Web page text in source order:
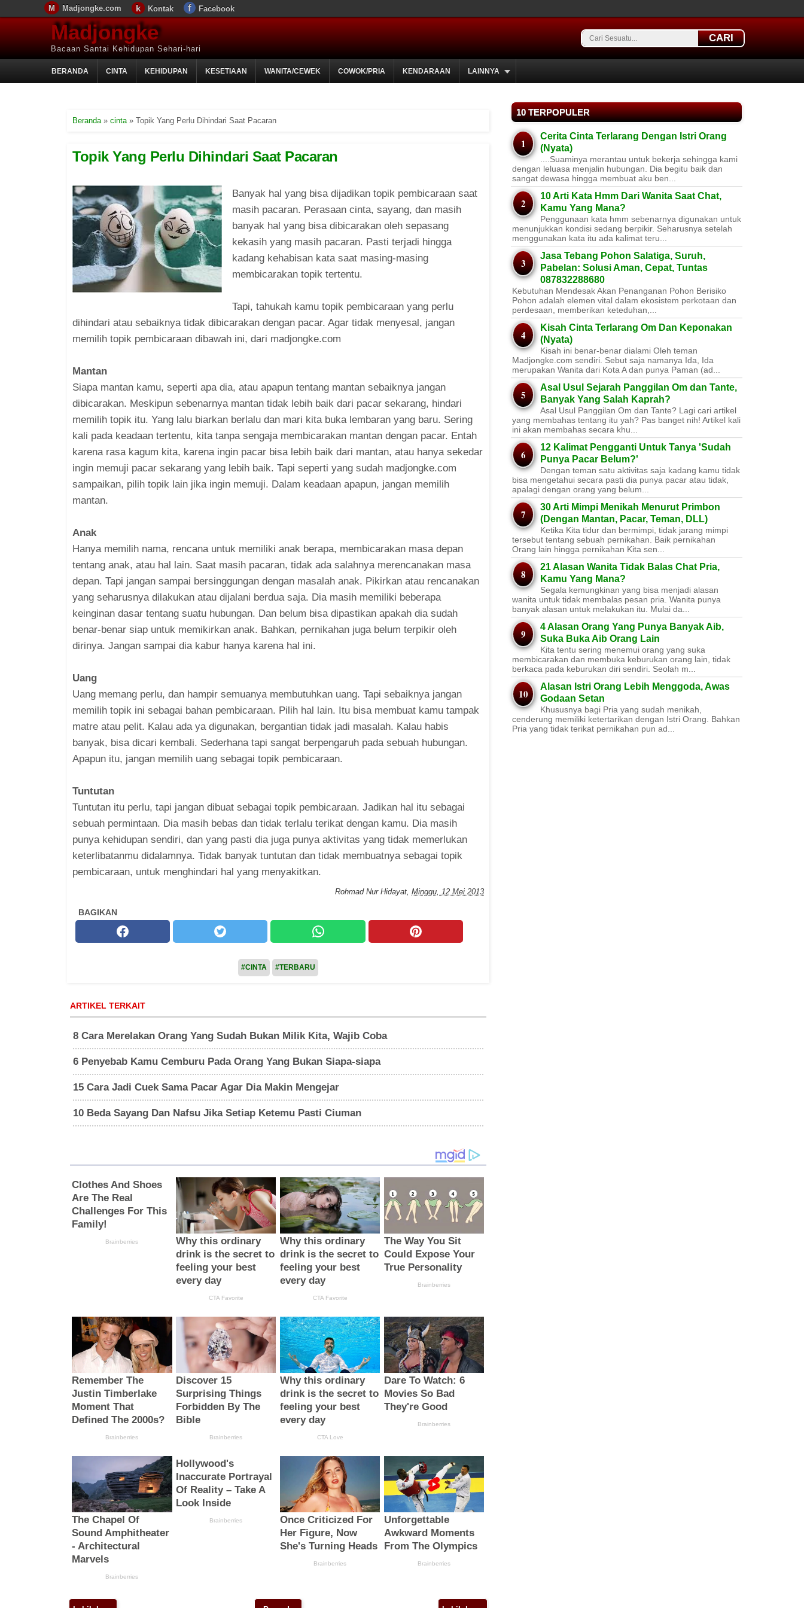
Madjongke.com Kontak Facebook
Madjongke
Bacaan Santai Kehidupan Sehari-hari
CARI
BERANDA CINTA KEHIDUPAN KESETIAAN WANITA/CEWEK COWOK/PRIA KENDARAAN LAINNYA
Beranda» cinta» Topik Yang Perlu Dihindari Saat Pacaran
Topik Yang Perlu Dihindari Saat Pacaran
Banyak hal yang bisa dijadikan topik pembicaraan saat
masih pacaran. Perasaan cinta, sayang, dan masih
banyak hal yang bisa dibicarakan oleh sepasang
kekasih yang masih pacaran. Pasti terjadi hingga
kadang kehabisan kata saat masing-masing
membicarakan topik tertentu.
Tapi, tahukah kamu topik pembicaraan yang perlu
dihindari atau sebaiknya tidak dibicarakan dengan pacar. Agar tidak menyesal, jangan
memilih topik pembicaraan dibawah ini, dari madjongke.com
Mantan
Siapa mantan kamu, seperti apa dia, atau apapun tentang mantan sebaiknya jangan
dibicarakan. Meskipun sebenarnya mantan tidak lebih baik dari pacar sekarang, hindari
memilih topik itu. Yang lalu biarkan berlalu dan mari kita buka lembaran yang baru. Sering
kali pada keadaan tertentu, kita tanpa sengaja membicarakan mantan dengan pacar. Entah
karena rasa kagum kita, karena ingin pacar bisa lebih baik dari mantan, atau hanya sekedar
ingin memuji pacar sekarang yang lebih baik. Tapi seperti yang sudah madjongke.com
sampaikan, pilih topik lain jika ingin memuji. Dalam keadaan apapun, jangan memilih
mantan.
Anak
Hanya memilih nama, rencana untuk memiliki anak berapa, membicarakan masa depan
tentang anak, atau hal lain. Saat masih pacaran, tidak ada salahnya merencanakan masa
depan. Tapi jangan sampai bersinggungan dengan masalah anak. Pikirkan atau rencanakan
yang seharusnya dilakukan atau dijalani berdua saja. Dia masih memiliki beberapa
keinginan dasar tentang suatu hubungan. Dan belum bisa dipastikan apakah dia sudah
benar-benar siap untuk memikirkan anak. Bahkan, pernikahan juga belum terpikir oleh
dirinya. Jangan sampai dia kabur hanya karena hal ini.
Uang
Uang memang perlu, dan hampir semuanya membutuhkan uang. Tapi sebaiknya jangan
memilih topik ini sebagai bahan pembicaraan. Pilih hal lain. Itu bisa membuat kamu tampak
matre atau pelit. Kalau ada ya digunakan, bergantian tidak jadi masalah. Kalau habis
banyak, bisa dicari kembali. Sederhana tapi sangat berpengaruh pada sebuah hubungan.
Apapun itu, jangan memilih uang sebagai topik pembicaraan.
Tuntutan
Tuntutan itu perlu, tapi jangan dibuat sebagai topik pembicaraan. Jadikan hal itu sebagai
sebuah permintaan. Dia masih bebas dan tidak terlalu terikat dengan kamu. Dia masih
punya kehidupan sendiri, dan yang pasti dia juga punya aktivitas yang tidak memerlukan
keterlibatanmu didalamnya. Tidak banyak tuntutan dan tidak membuatnya sebagai topik
pembicaraan, untuk menghindari hal yang menyakitkan.
Rohmad Nur Hidayat, Minggu, 12 Mei 2013
BAGIKAN
#CINTA #TERBARU
ARTIKEL TERKAIT
8 Cara Merelakan Orang Yang Sudah Bukan Milik Kita, Wajib Coba
6 Penyebab Kamu Cemburu Pada Orang Yang Bukan Siapa-siapa
15 Cara Jadi Cuek Sama Pacar Agar Dia Makin Mengejar
10 Beda Sayang Dan Nafsu Jika Setiap Ketemu Pasti Ciuman
10 TERPOPULER
Cerita Cinta Terlarang Dengan Istri Orang
(Nyata)
....Suaminya merantau untuk bekerja sehingga kami
dengan leluasa menjalin hubungan. Dia begitu baik dan
sangat dewasa hingga membuat aku ben...
10 Arti Kata Hmm Dari Wanita Saat Chat,
Kamu Yang Mana?
Penggunaan kata hmm sebenarnya digunakan untuk
menunjukkan kondisi sedang berpikir. Seharusnya setelah
menggunakan kata itu ada kalimat teru...
Jasa Tebang Pohon Salatiga, Suruh,
Pabelan: Solusi Aman, Cepat, Tuntas
087832288680
Kebutuhan Mendesak Akan Penanganan Pohon Berisiko ​
Pohon adalah elemen vital dalam ekosistem perkotaan dan
perdesaan, memberikan keteduhan,...
Kisah Cinta Terlarang Om Dan Keponakan
(Nyata)
Kisah ini benar-benar dialami Oleh teman
Madjongke.com sendiri. Sebut saja namanya Ida, Ida
merupakan Wanita dari Kota A dan punya Paman (ad...
Asal Usul Sejarah Panggilan Om dan Tante,
Banyak Yang Salah Kaprah?
Asal Usul Panggilan Om dan Tante? Lagi cari artikel
yang membahas tentang itu yah? Pas banget nih! Artikel kali
ini akan membahas secara khu...
12 Kalimat Pengganti Untuk Tanya 'Sudah
Punya Pacar Belum?'
Dengan teman satu aktivitas saja kadang kamu tidak
bisa mengetahui secara pasti dia punya pacar atau tidak,
apalagi dengan orang yang belum...
30 Arti Mimpi Menikah Menurut Primbon
(Dengan Mantan, Pacar, Teman, DLL)
Ketika Kita tidur dan bermimpi, tidak jarang mimpi
tersebut tentang sebuah pernikahan. Baik pernikahan
Orang lain hingga pernikahan Kita sen...
21 Alasan Wanita Tidak Balas Chat Pria,
Kamu Yang Mana?
Segala kemungkinan yang bisa menjadi alasan
wanita untuk tidak membalas pesan pria. Wanita punya
banyak alasan untuk melakukan itu. Mulai da...
4 Alasan Orang Yang Punya Banyak Aib,
Suka Buka Aib Orang Lain
Kita tentu sering menemui orang yang suka
membicarakan dan membuka keburukan orang lain, tidak
berkaca pada keburukan diri sendiri. Seolah m...
Alasan Istri Orang Lebih Menggoda, Awas
Godaan Setan
Khususnya bagi Pria yang sudah menikah,
cenderung memiliki ketertarikan dengan Istri Orang. Bahkan
Pria yang tidak terikat pernikahan pun ad...